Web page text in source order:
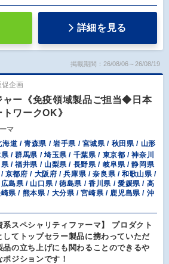
詳細を見る
掲載期間：26/08/06～26/08/19
促企画
ャー《免疫領域製品ご担当◆日本
ワークOK》
マ
海道 / 青森県 / 岩手県 / 宮城県 / 秋田県 / 山形
/ 群馬県 / 埼玉県 / 千葉県 / 東京都 / 神奈川
/ 福井県 / 山梨県 / 長野県 / 岐阜県 / 静岡県
京都府 / 大阪府 / 兵庫県 / 奈良県 / 和歌山県 /
島県 / 山口県 / 徳島県 / 香川県 / 愛媛県 / 高
県 / 熊本県 / 大分県 / 宮崎県 / 鹿児島県 / 沖
系スペシャリティファーマ】 プロダクト
してトップセラー製品に携わっていただ
品の立ち上げにも関わることのできるや
ジションです！